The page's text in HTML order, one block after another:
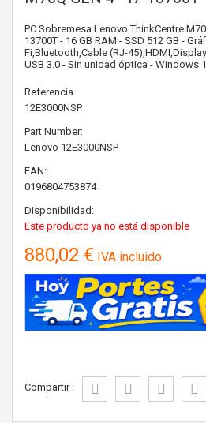
PC Sobremesa Lenovo ThinkCentre
13700T - 16 GB RAM - SSD 512 GB -
Fi,Bluetooth,Cable (RJ-
USB 3.0 - Sin unidad óptica - Windows
Referencia
12E3000NSP
Part Number:
Lenovo 12E3000NSP
EAN:
0196804753874
Disponibilidad:
Este producto ya no está disponible
880,02 € IVA incluido
Compartir :